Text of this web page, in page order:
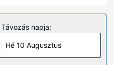
a(z) 96 légkondicionált
italokat tartalmazó
A szobákban lévő
matrac és a(z)
egy nyugodt és pihentető
Távozás napja:
Hé 10 Augusztus